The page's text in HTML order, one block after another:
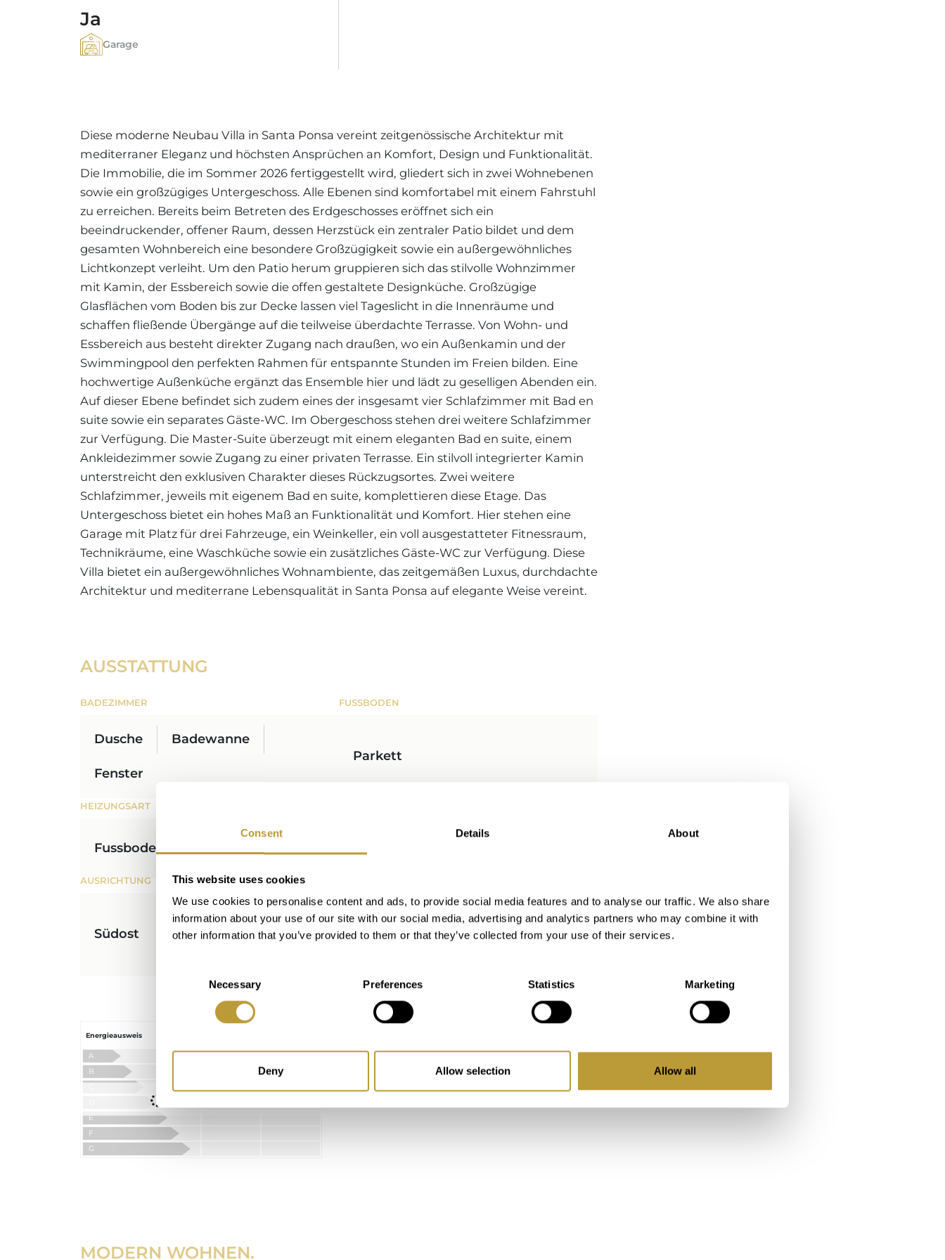
Consent Details About
This website uses cookies
We use cookies to personalise content and ads, to provide social media features and to analyse our traffic. We also share
information about your use of our site with our social media, advertising and analytics partners who may combine it with
other information that you’ve provided to them or that they’ve collected from your use of their services.
Necessary Preferences Statistics Marketing
Deny Allow selection Allow all
Ja
Garage
Diese moderne Neubau Villa in Santa Ponsa vereint zeitgenössische Architektur mit
mediterraner Eleganz und höchsten Ansprüchen an Komfort, Design und Funktionalität.
Die Immobilie, die im Sommer 2026 fertiggestellt wird, gliedert sich in zwei Wohnebenen
sowie ein großzügiges Untergeschoss. Alle Ebenen sind komfortabel mit einem Fahrstuhl
zu erreichen. Bereits beim Betreten des Erdgeschosses eröffnet sich ein
beeindruckender, offener Raum, dessen Herzstück ein zentraler Patio bildet und dem
gesamten Wohnbereich eine besondere Großzügigkeit sowie ein außergewöhnliches
Lichtkonzept verleiht. Um den Patio herum gruppieren sich das stilvolle Wohnzimmer
mit Kamin, der Essbereich sowie die offen gestaltete Designküche. Großzügige
Glasflächen vom Boden bis zur Decke lassen viel Tageslicht in die Innenräume und
schaffen fließende Übergänge auf die teilweise überdachte Terrasse. Von Wohn- und
Essbereich aus besteht direkter Zugang nach draußen, wo ein Außenkamin und der
Swimmingpool den perfekten Rahmen für entspannte Stunden im Freien bilden. Eine
hochwertige Außenküche ergänzt das Ensemble hier und lädt zu geselligen Abenden ein.
Auf dieser Ebene befindet sich zudem eines der insgesamt vier Schlafzimmer mit Bad en
suite sowie ein separates Gäste-WC. Im Obergeschoss stehen drei weitere Schlafzimmer
zur Verfügung. Die Master-Suite überzeugt mit einem eleganten Bad en suite, einem
Ankleidezimmer sowie Zugang zu einer privaten Terrasse. Ein stilvoll integrierter Kamin
unterstreicht den exklusiven Charakter dieses Rückzugsortes. Zwei weitere
Schlafzimmer, jeweils mit eigenem Bad en suite, komplettieren diese Etage. Das
Untergeschoss bietet ein hohes Maß an Funktionalität und Komfort. Hier stehen eine
Garage mit Platz für drei Fahrzeuge, ein Weinkeller, ein voll ausgestatteter Fitnessraum,
Technikräume, eine Waschküche sowie ein zusätzliches Gäste-WC zur Verfügung. Diese
Villa bietet ein außergewöhnliches Wohnambiente, das zeitgemäßen Luxus, durchdachte
Architektur und mediterrane Lebensqualität in Santa Ponsa auf elegante Weise vereint.
AUSSTATTUNG
BADEZIMMER
Dusche Badewanne
Fenster
FUSSBODEN
Parkett
HEIZUNGSART
Fussboden
AUSRICHTUNG
Südost
Untergeschoss Hafennähe
Energieausweis
A
B
E
F
G
MODERN WOHNEN.